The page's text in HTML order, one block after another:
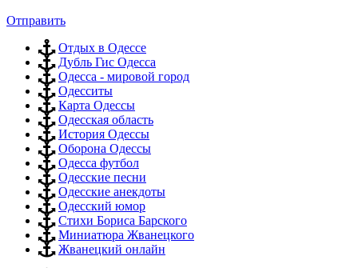
Отправить
Отдых в Одессе
Дубль Гис Одесса
Одесса - мировой город
Одесситы
Карта Одессы
Одесская область
История Одессы
Оборона Одессы
Одесса футбол
Одесские песни
Одесские анекдоты
Одесский юмор
Стихи Бориса Барского
Миниатюра Жванецкого
Жванецкий онлайн